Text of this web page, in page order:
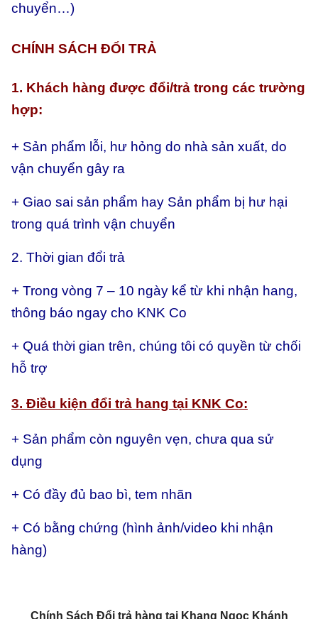
chuyển…)
CHÍNH SÁCH ĐỔI TRẢ
1. Khách hàng được đổi/trả trong các trường
hợp:
+ Sản phẩm lỗi, hư hỏng do nhà sản xuất, do
vận chuyển gây ra
+ Giao sai sản phẩm hay Sản phẩm bị hư hại
trong quá trình vận chuyển
2. Thời gian đổi trả
+ Trong vòng 7 – 10 ngày kể từ khi nhận hang,
thông báo ngay cho KNK Co
+ Quá thời gian trên, chúng tôi có quyền từ chối
hỗ trợ
3. Điều kiện đổi trả hang tại KNK Co:
+ Sản phẩm còn nguyên vẹn, chưa qua sử
dụng
+ Có đầy đủ bao bì, tem nhãn
+ Có bằng chứng (hình ảnh/video khi nhận
hàng)
Chính Sách Đổi trả hàng tại Khang Ngọc Khánh